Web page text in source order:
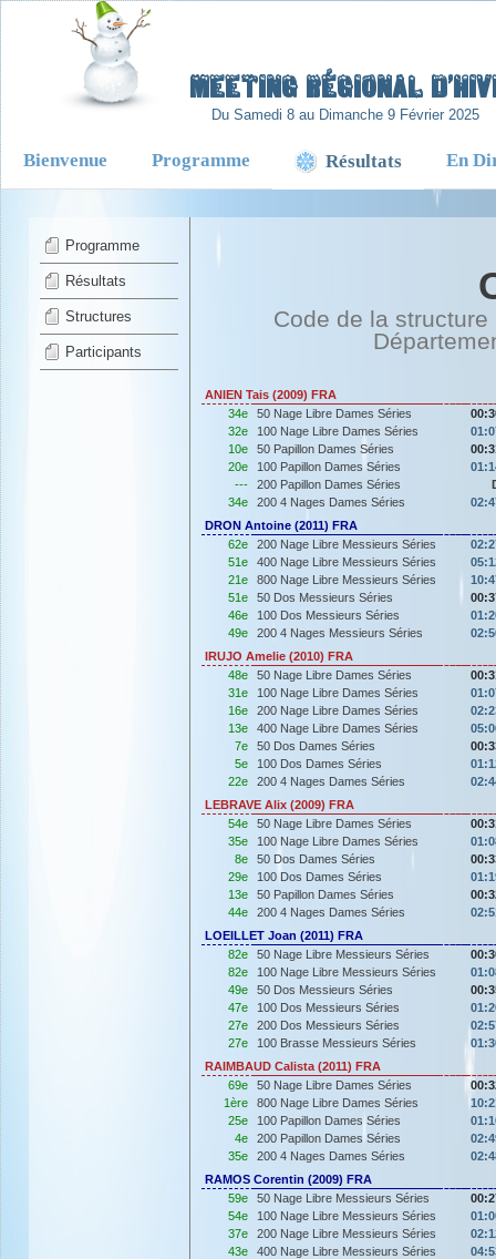
Meeting Régional
Du Samedi 8 au Dimanche 9 Février 2025
Bienvenue Programme Résultats En
Programme
Résultats
Structures
Participants
Code de la
ANIEN Tais (2009) FRA
34e
50 Nage Libre Dames Séries
32e
100 Nage Libre Dames Séries
10e
50 Papillon Dames Séries
20e
100 Papillon Dames Séries
---
200 Papillon Dames Séries
34e
200 4 Nages Dames Séries
DRON Antoine (2011) FRA
62e
200 Nage Libre Messieurs Séries
51e
400 Nage Libre Messieurs Séries
21e
800 Nage Libre Messieurs Séries
51e
50 Dos Messieurs Séries
46e
100 Dos Messieurs Séries
49e
200 4 Nages Messieurs Séries
IRUJO Amelie (2010) FRA
48e
50 Nage Libre Dames Séries
31e
100 Nage Libre Dames Séries
16e
200 Nage Libre Dames Séries
13e
400 Nage Libre Dames Séries
7e
50 Dos Dames Séries
5e
100 Dos Dames Séries
22e
200 4 Nages Dames Séries
LEBRAVE Alix (2009) FRA
54e
50 Nage Libre Dames Séries
35e
100 Nage Libre Dames Séries
8e
50 Dos Dames Séries
29e
100 Dos Dames Séries
13e
50 Papillon Dames Séries
44e
200 4 Nages Dames Séries
LOEILLET Joan (2011) FRA
82e
50 Nage Libre Messieurs Séries
82e
100 Nage Libre Messieurs Séries
49e
50 Dos Messieurs Séries
47e
100 Dos Messieurs Séries
27e
200 Dos Messieurs Séries
27e
100 Brasse Messieurs Séries
RAIMBAUD Calista (2011) FRA
69e
50 Nage Libre Dames Séries
1ère
800 Nage Libre Dames Séries
25e
100 Papillon Dames Séries
4e
200 Papillon Dames Séries
35e
200 4 Nages Dames Séries
RAMOS Corentin (2009) FRA
59e
50 Nage Libre Messieurs Séries
54e
100 Nage Libre Messieurs Séries
37e
200 Nage Libre Messieurs Séries
43e
400 Nage Libre Messieurs Séries